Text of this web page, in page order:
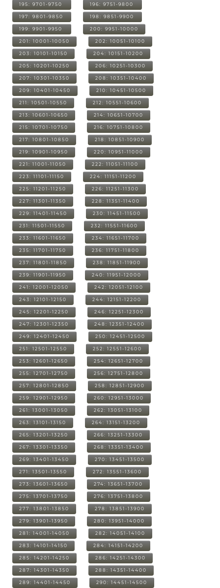
195: 9701-9750 196: 9751-9800
197: 9801-9850 198: 9851-9900
199: 9901-9950 200: 9951-10000
201: 10001-10050 202: 10051-10100
203: 10101-10150 204: 10151-10200
205: 10201-10250 206: 10251-10300
207: 10301-10350 208: 10351-10400
209: 10401-10450 210: 10451-10500
211: 10501-10550 212: 10551-10600
213: 10601-10650 214: 10651-10700
215: 10701-10750 216: 10751-10800
217: 10801-10850 218: 10851-10900
219: 10901-10950 220: 10951-11000
221: 11001-11050 222: 11051-11100
223: 11101-11150 224: 11151-11200
225: 11201-11250 226: 11251-11300
227: 11301-11350 228: 11351-11400
229: 11401-11450 230: 11451-11500
231: 11501-11550 232: 11551-11600
233: 11601-11650 234: 11651-11700
235: 11701-11750 236: 11751-11800
237: 11801-11850 238: 11851-11900
239: 11901-11950 240: 11951-12000
241: 12001-12050 242: 12051-12100
243: 12101-12150 244: 12151-12200
245: 12201-12250 246: 12251-12300
247: 12301-12350 248: 12351-12400
249: 12401-12450 250: 12451-12500
251: 12501-12550 252: 12551-12600
253: 12601-12650 254: 12651-12700
255: 12701-12750 256: 12751-12800
257: 12801-12850 258: 12851-12900
259: 12901-12950 260: 12951-13000
261: 13001-13050 262: 13051-13100
263: 13101-13150 264: 13151-13200
265: 13201-13250 266: 13251-13300
267: 13301-13350 268: 13351-13400
269: 13401-13450 270: 13451-13500
271: 13501-13550 272: 13551-13600
273: 13601-13650 274: 13651-13700
275: 13701-13750 276: 13751-13800
277: 13801-13850 278: 13851-13900
279: 13901-13950 280: 13951-14000
281: 14001-14050 282: 14051-14100
283: 14101-14150 284: 14151-14200
285: 14201-14250 286: 14251-14300
287: 14301-14350 288: 14351-14400
289: 14401-14450 290: 14451-14500